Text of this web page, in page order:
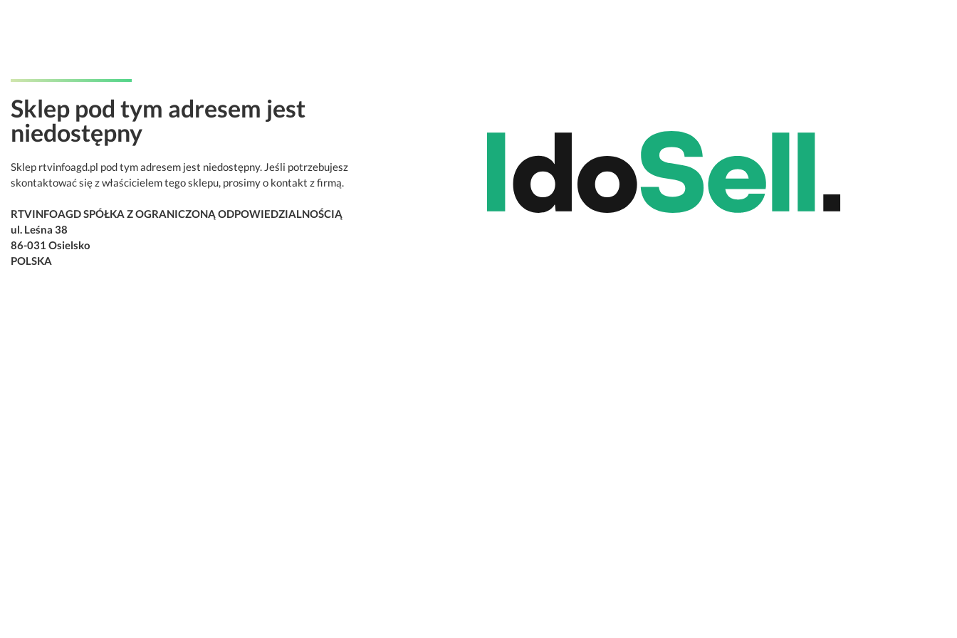
Sklep pod tym adresem jest
niedostępny
Sklep rtvinfoagd.pl pod tym adresem jest niedostępny. Jeśli potrzebujesz
skontaktować się z właścicielem tego sklepu, prosimy o kontakt z firmą.
RTVINFOAGD SPÓŁKA Z OGRANICZONĄ ODPOWIEDZIALNOŚCIĄ
ul. Leśna 38
86-031 Osielsko
POLSKA